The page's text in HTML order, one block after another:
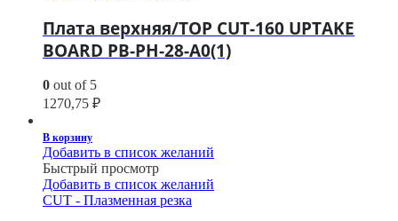
Плата верхняя/TOP CUT-160 UPTAKE
BOARD PB-PH-28-A0(1)
0 out of 5
1270,75 ₽
В корзину
Добавить в список желаний
Быстрый просмотр
Добавить в список желаний
CUT - Плазменная резка